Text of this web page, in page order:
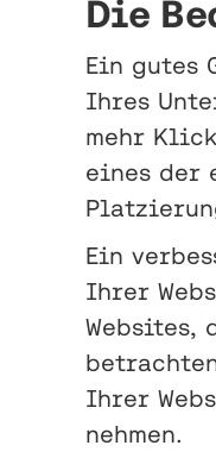
Die
Ein gutes
Ihres
mehr
eines der
Ein
Ihrer
Websites,
Ihrer
nehmen.